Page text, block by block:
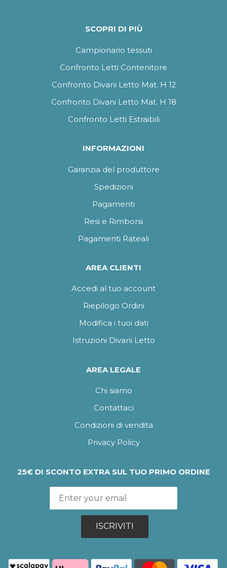
SCOPRI DI PIÙ
Campionario tessuti
Confronto Letti Contenitore
Confronto Divani Letto Mat. H 12
Confronto Divani Letto Mat. H 18
Confronto Letti Estraibili
INFORMAZIONI
Garanzia del produttore
Spedizioni
Pagamenti
Resi e Rimborsi
Pagamenti Rateali
AREA CLIENTI
Accedi al tuo account
Riepilogo Ordini
Modifica i tuoi dati
Istruzioni Divani Letto
AREA LEGALE
Chi siamo
Contattaci
Condizioni di vendita
Privacy Policy
25€ DI SCONTO EXTRA SUL TUO PRIMO ORDINE
ISCRIVITI